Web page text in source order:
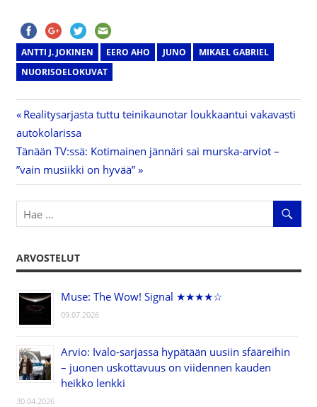
ANTTI J. JOKINEN EERO AHO JUNO
MIKAEL GABRIEL
NUORISOELOKUVAT
Artikkelien
selaus
Previous
Post:
Realitysarjasta tuttu teinikaunotar loukkaantui vakavasti
autokolarissa
Next
Post:
Tänään TV:ssä: Kotimainen jännäri sai murska-arviot –
”vain musiikki on hyvää”
ARVOSTELUT
Muse: The Wow! Signal ★★★★☆
09.07.2026
Arvio: Ivalo-sarjassa hypätään uusiin sfääreihin
– juonen uskottavuus on viidennen kauden
heikko lenkki
30.04.2026